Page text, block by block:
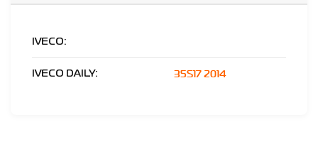
IVECO:
IVECO DAILY: 35S17 2014